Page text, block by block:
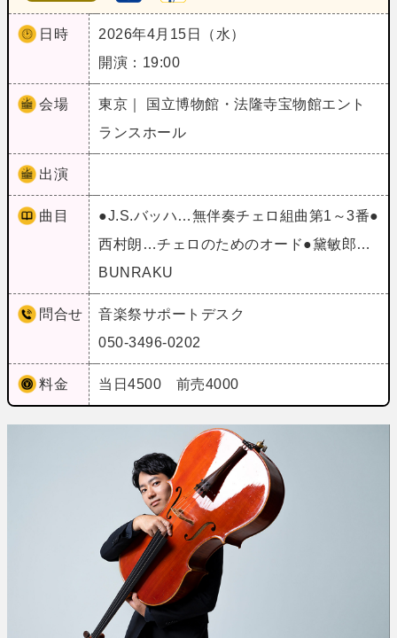
日時
2026年4月15日（水）
開演：19:00
会場
東京｜ 国立博物館・法隆寺宝物館エント
ランスホール
出演
曲目
●J.S.バッハ…無伴奏チェロ組曲第1～3番●
西村朗…チェロのためのオード●黛敏郎…
BUNRAKU
問合せ
音楽祭サポートデスク
050-3496-0202
料金 当日4500 前売4000